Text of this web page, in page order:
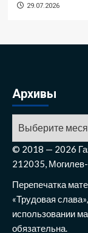
29.07.2026
Архивы
Архивы
© 2018 — 2026
212035,
Перепечатка
«Трудовая
использовании
обязательна.